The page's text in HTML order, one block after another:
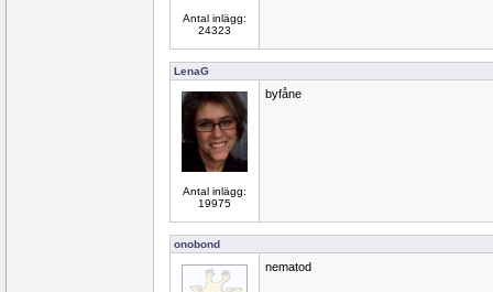
Antal inlägg:
24323
LenaG
Antal inlägg:
19975
byfåne
onobond
nematod